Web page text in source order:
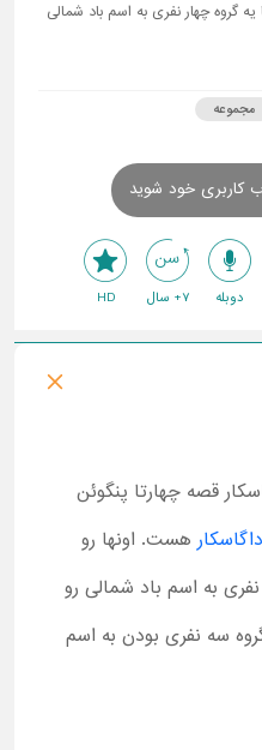
یه گروه چهار نفری به اسم باد شمالی
مجموعه
کاربری خود شوید
دوبله 7+ سال HD
قصه چهارتا پنگوئن
هست. اونها رو
نفری به اسم باد شمالی رو
سه نفری بودن به اسم